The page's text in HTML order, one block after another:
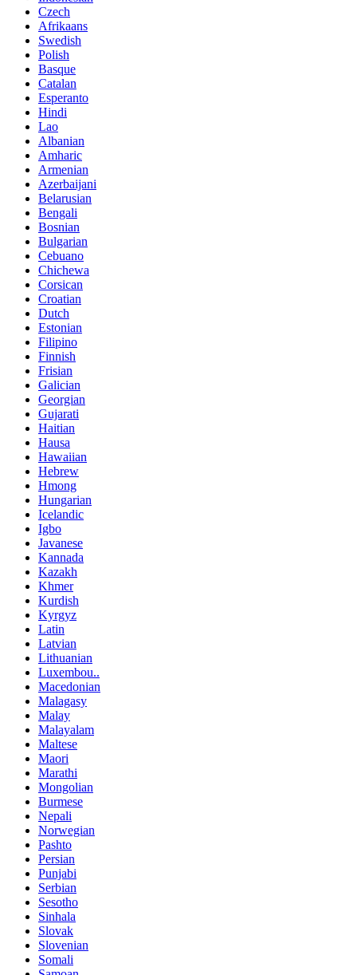
Czech
Afrikaans
Swedish
Polish
Basque
Catalan
Esperanto
Hindi
Lao
Albanian
Amharic
Armenian
Azerbaijani
Belarusian
Bengali
Bosnian
Bulgarian
Cebuano
Chichewa
Corsican
Croatian
Dutch
Estonian
Filipino
Finnish
Frisian
Galician
Georgian
Gujarati
Haitian
Hausa
Hawaiian
Hebrew
Hmong
Hungarian
Icelandic
Igbo
Javanese
Kannada
Kazakh
Khmer
Kurdish
Kyrgyz
Latin
Latvian
Lithuanian
Luxembou..
Macedonian
Malagasy
Malay
Malayalam
Maltese
Maori
Marathi
Mongolian
Burmese
Nepali
Norwegian
Pashto
Persian
Punjabi
Serbian
Sesotho
Sinhala
Slovak
Slovenian
Somali